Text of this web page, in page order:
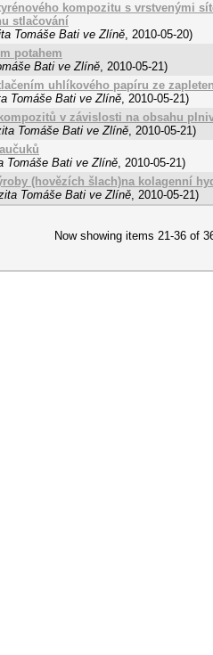
kompozitu s vrstvenými
stlačování
Tomáše Bati ve Zlíně, 2010-05-20)
potahem
Bati ve Zlíně, 2010-05-21)
uhlíkového papíru ze
Tomáše Bati ve Zlíně, 2010-05-21)
v závislosti na obsahu
Tomáše Bati ve Zlíně, 2010-05-21)
Tomáše Bati ve Zlíně, 2010-05-21)
(hovězích šlach)na kolagenní
Tomáše Bati ve Zlíně, 2010-05-21)
Now showing items 21-36 of